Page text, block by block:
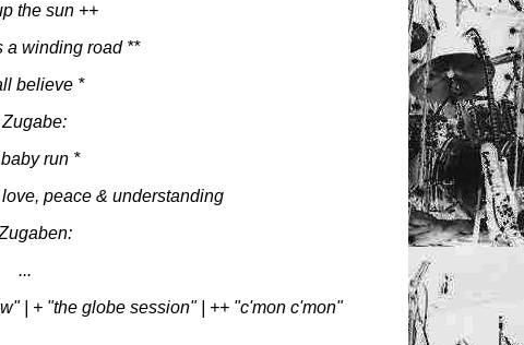
the sun ++
a winding road **
believe *
Zugabe:
run *
peace & understanding
...
| + "the globe session" | ++ "c'mon c'mon"